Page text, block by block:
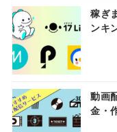
稼ぎ
ンキ
動画
金・